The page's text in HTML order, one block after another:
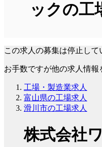
ックの工
この求人の募集は停止して
お手数ですが他の求人情報
工場・製造業求人
富山県の工場求人
滑川市の工場求人
株式会社